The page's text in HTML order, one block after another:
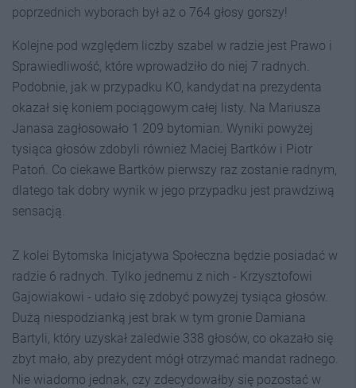
poprzednich wyborach był aż o 764 głosy gorszy!
Kolejne pod względem liczby szabel w radzie jest Prawo i
Sprawiedliwość, które wprowadziło do niej 7 radnych.
Podobnie, jak w przypadku KO, kandydat na prezydenta
okazał się koniem pociągowym całej listy. Na Mariusza
Janasa zagłosowało 1 209 bytomian. Wyniki powyżej
tysiąca głosów zdobyli również Maciej Bartków i Piotr
Patoń. Co ciekawe Bartków pierwszy raz zostanie radnym,
dlatego tak dobry wynik w jego przypadku jest prawdziwą
sensacją.
Z kolei Bytomska Inicjatywa Społeczna będzie posiadać w
radzie 6 radnych. Tylko jednemu z nich - Krzysztofowi
Gajowiakowi - udało się zdobyć powyżej tysiąca głosów.
Dużą niespodzianką jest brak w tym gronie Damiana
Bartyli, który uzyskał zaledwie 338 głosów, co okazało się
zbyt mało, aby prezydent mógł otrzymać mandat radnego.
Nie wiadomo jednak, czy zdecydowałby się pozostać w